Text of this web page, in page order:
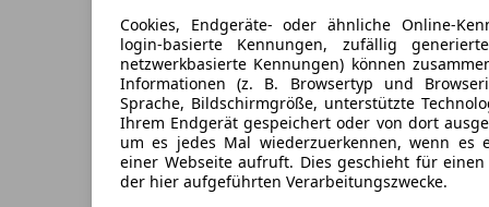
Cookies, Endgeräte- oder ähnliche Online-
login-basierte Kennungen, zufällig
netzwerkbasierte Kennungen) können
Informationen (z. B. Browsertyp und
Sprache, Bildschirmgröße, unterstützte
Ihrem Endgerät gespeichert oder von dort
um es jedes Mal wiederzuerkennen, wenn es
einer Webseite aufruft. Dies geschieht für
der hier aufgeführten Verarbeitungszwecke.